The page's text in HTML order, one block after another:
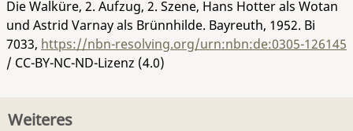
Die Walküre, 2. Aufzug, 2. Szene, Hans Hotter als Wotan
und Astrid Varnay als Brünnhilde. Bayreuth, 1952. Bi
7033, https://nbn-resolving.org/urn:nbn:de:0305-126145
/ CC-BY-NC-ND-Lizenz (4.0)
Weiteres